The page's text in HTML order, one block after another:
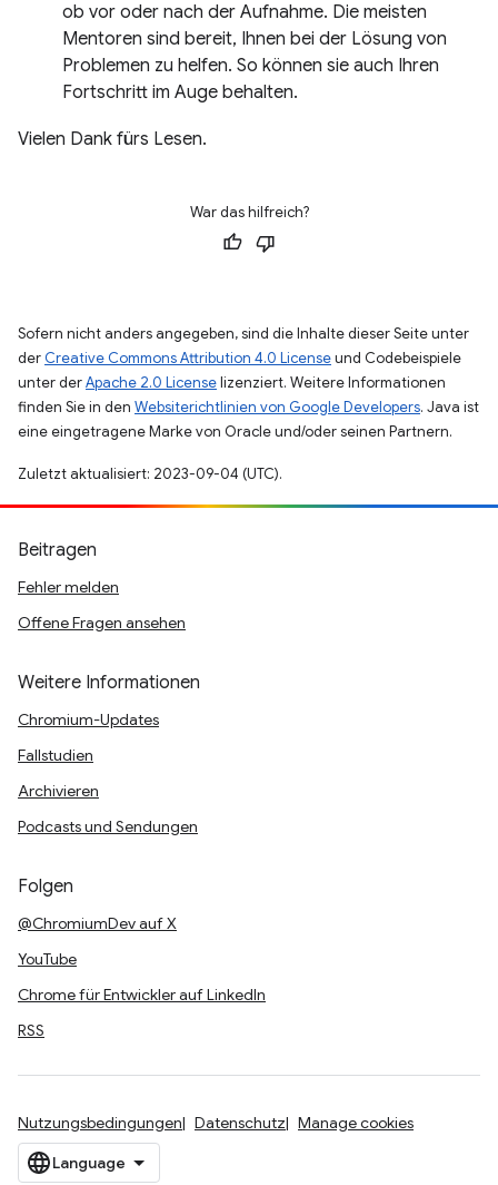
ob vor oder nach der Aufnahme. Die meisten
Mentoren sind bereit, Ihnen bei der Lösung von
Problemen zu helfen. So können sie auch Ihren
Fortschritt im Auge behalten.
Vielen Dank fürs Lesen.
War das hilfreich?
Sofern nicht anders angegeben, sind die Inhalte dieser Seite unter
der Creative Commons Attribution 4.0 Licenseund Codebeispiele
unter derApache 2.0 Licenselizenziert. Weitere Informationen
finden Sie in den Websiterichtlinien von Google Developers. Java ist
eine eingetragene Marke von Oracle und/oder seinen Partnern.
Zuletzt aktualisiert: 2023-09-04 (UTC).
Beitragen
Fehler melden
Offene Fragen ansehen
Weitere Informationen
Chromium-Updates
Fallstudien
Archivieren
Podcasts und Sendungen
Folgen
@ChromiumDev auf X
YouTube
Chrome für Entwickler auf LinkedIn
RSS
Nutzungsbedingungen Datenschutz Manage cookies